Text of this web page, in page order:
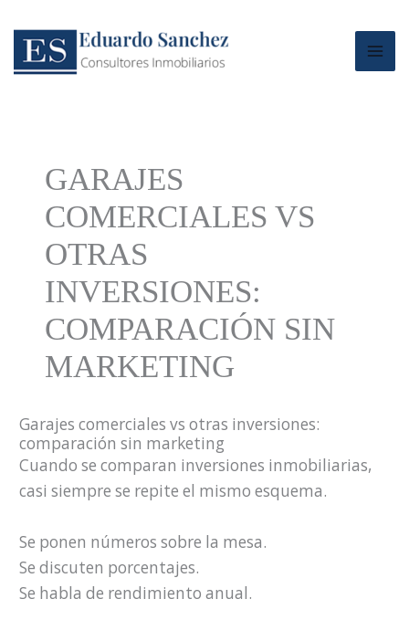
contenido
GARAJES
COMERCIALES VS
OTRAS
INVERSIONES:
COMPARACIÓN SIN
MARKETING
Garajes comerciales vs otras inversiones:
comparación sin marketing
Cuando se comparan inversiones inmobiliarias,
casi siempre se repite el mismo esquema.
Se ponen números sobre la mesa.
Se discuten porcentajes.
Se habla de rendimiento anual.